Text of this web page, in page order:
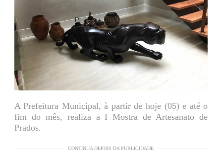
A Prefeitura Municipal, à partir de hoje (05) e até o
fim do mês, realiza a I Mostra de Artesanato de
Prados.
CONTINUA DEPOIS DA PUBLICIDADE